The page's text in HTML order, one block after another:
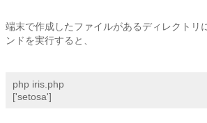
端末で作成したファイルがあるディレクトリ
ンドを実行すると、
php iris.php
['setosa']